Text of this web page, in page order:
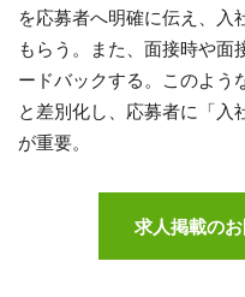
を応募者へ明確に伝え、入
もらう。また、面接時や面
ードバックする。このよう
と差別化し、応募者に「入
が重要。
求人掲載の